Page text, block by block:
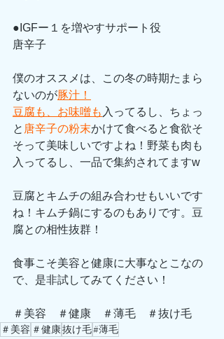
●IGFー１を増やすサポート役
唐辛子
僕のオススメは、この冬の時期たまら
ないのが豚汁！
豆腐も、お味噌も 入ってるし、ちょっ
と 唐辛子の粉末かけて食べると食欲そ
そって美味しいですよね！野菜も肉も
入ってるし、一品で集約されてますw
豆腐とキムチの組み合わせもいいです
ね！キムチ鍋にするのもありです。豆
腐との相性抜群！
食事こそ美容と健康に大事なとこなの
で、是非試してみてください！
＃美容　＃健康　＃薄毛　＃抜け毛
＃美容 ＃健康抜け毛#薄毛